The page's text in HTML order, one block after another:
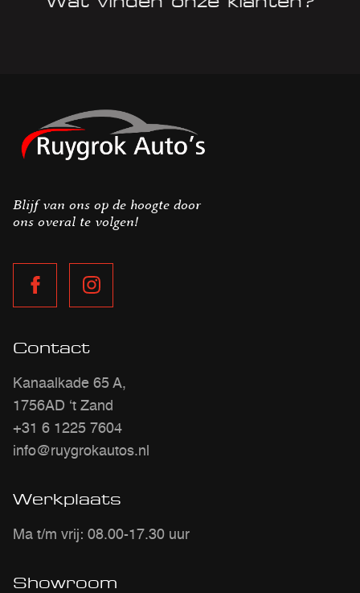
Blijf van ons op de hoogte door
ons overal te volgen!
Contact
Kanaalkade 65 A,
1756AD ‘t Zand
+31 6 1225 7604
info@ruygrokautos.nl
Werkplaats
Ma t/m vrij: 08.00-17.30 uur
Showroom